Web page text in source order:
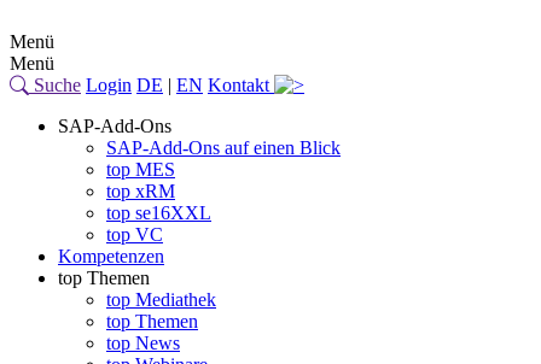
Menü
Menü
Suche Login DE | EN Kontakt
SAP-Add-Ons
SAP-Add-Ons auf einen Blick
top MES
top xRM
top se16XXL
top VC
Kompetenzen
top Themen
top Mediathek
top Themen
top News